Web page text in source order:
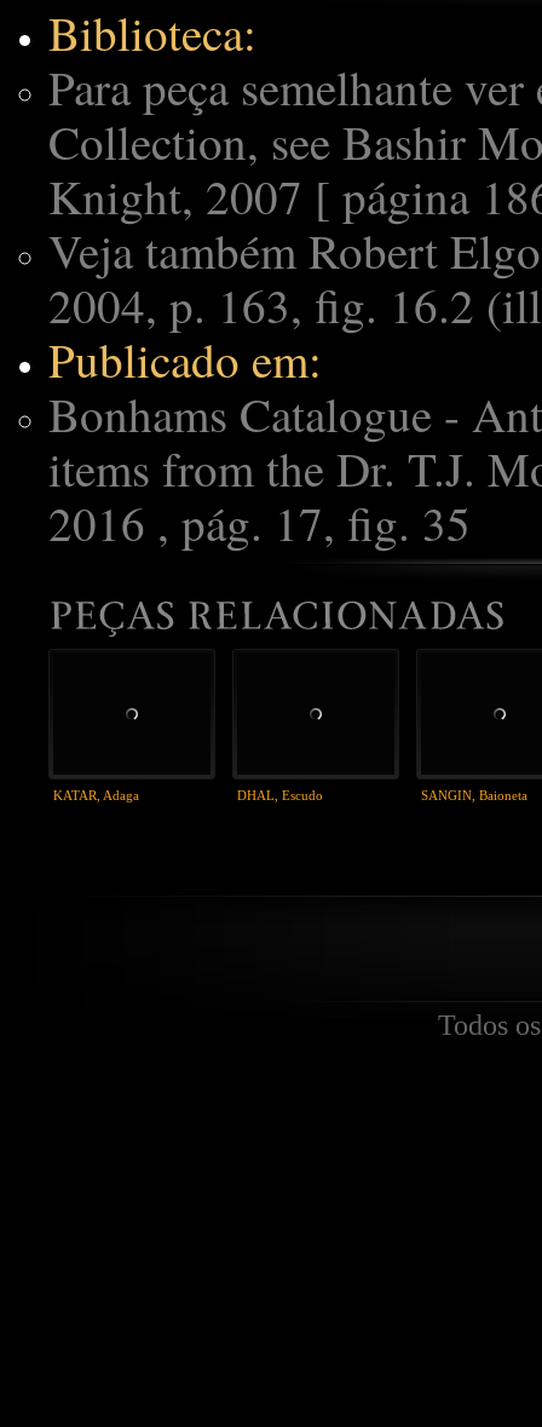
Biblioteca:
Para peça semelhante
Collection, see Bashir
Knight, 2007 [ página
Veja também Robert
2004, p. 163, fig. 16.2
Publicado em:
Bonhams Catalogue -
items from the Dr. T.J.
2016 , pág. 17, fig. 35
KATAR, Adaga DHAL, Escudo SANGIN, Baioneta
Todos